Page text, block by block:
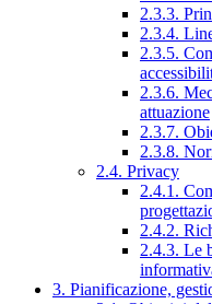
2.3.3.
2.3.4.
2.3.5.
2.3.6.
attuazione
2.3.7.
2.3.8.
2.4. Privacy
2.4.1.
2.4.2.
2.4.3. Le
3. Pianificazione,